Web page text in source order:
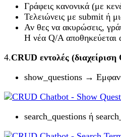
Γράφεις κανονικά (με
Τελειώνεις με submit ή
Αν θες να ακυρώσεις,
Η νέα Q/A αποθηκεύεται
4.CRUD εντολές (διαχείριση
show_questions →
search_questions ή